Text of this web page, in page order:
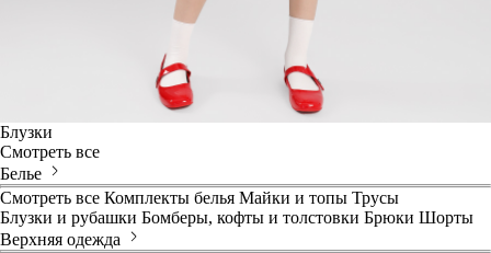
Блузки
Смотреть все
Белье
Смотреть все Комплекты белья Майки и топы Трусы
Блузки и рубашки Бомберы, кофты и толстовки Брюки Шорты
Верхняя одежда